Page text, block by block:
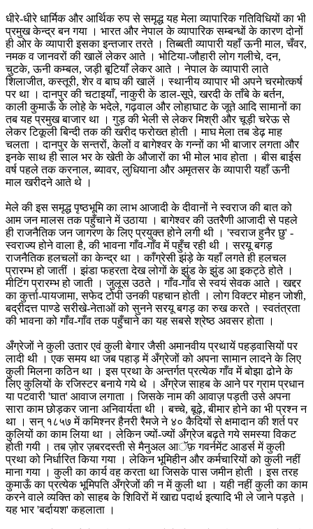
धीरे-धीरे धार्मिक और आर्थिक रुप से समृद्ध यह मेला व्यापारिक गतिविधियों का भी
प्रमुख केन्द्र बन गया । भारत और नेपाल के व्यापारिक सम्बन्धों के कारण दोनों
ही ओर के व्यापारी इसका इन्तजार तरते । तिब्बती व्यापारी यहाँ ऊनी माल, चँवर,
नमक व जानवरों की खालें लेकर आते । भोटिया-जौहारी लोग गलीचे, दन,
चुटके, ऊनी कम्बल, जड़ी बूटियाँ लेकर आते । नेपाल के व्यापारी लाते
शिलाजीत, कस्तूरी, शेर व बाघ की खालें । स्थानीय व्यापार भी अपने चरमोत्कर्ष
पर था । दानपुर की चटाइयाँ, नाकुरी के डाल-सूपे, खरदी के ताँबे के बर्तन,
काली कुमाऊँ के लोहे के भदेले, गढ़वाल और लोहाघाट के जूते आदि सामानों का
तब यह प्रमुख बाजार था । गुड़ की भेली से लेकर मिश्री और चूड़ी चरेऊ से
लेकर टिकूली बिन्दी तक की खरीद फरोख्त होती । माघ मेला तब डेढ़ माह
चलता । दानपुर के सन्तरों, केलों व बागेश्वर के गन्नों का भी बाजार लगता और
इनके साथ ही साल भर के खेती के औजारों का भी मोल भाव होता । बीस बाईस
वर्ष पहले तक करनाल, ब्यावर, लुधियाना और अमृतसर के व्यापारी यहाँ ऊनी
माल खरीदने आते थे ।
मेले की इस समृद्ध पृष्ठभूमि का लाभ आजादी के दीवानों ने स्वराज की बात को
आम जन मालस तक पहुँचाने में उठाया । बागेश्वर की उतरैणी आजादी से पहले
ही राजनैतिक जन जागरण के लिए प्रयुक्त होने लगी थी । 'स्वराज हुनैर छु' -
स्वराज्य होने वाला है, की भावना गाँव-गाँव में पहुँच रही थी । सरयू बगड़
राजनैतिक हलचलों का केन्द्र था । काँग्रेसी झंड़े के यहाँ लगते ही हलचल
प्रारम्भ हो जातीं । झंडा फहरता देख लोगों के झुंड के झुंड आ इकट्ठे होते ।
मीटिंग प्रारम्भ हो जाती । जुलूस उठते । गाँव-गाँव से स्वयं सेवक आते । खद्दर
का कुर्त्ता-पायजामा, सफेद टोपी उनकी पहचान होती । लोग विक्टर मोहन जोशी,
बद्रीदत्त पाण्डे सरीखे-नेताओं को सुनने सरयू बगड़ का रुख करते । स्वतंत्रता
की भावना को गाँव-गाँव तक पहुँचाने का यह सबसे श्रेष्ठ अवसर होता ।
अँग्रेजों ने कुली उतार एवं कुली बेगार जैसी अमानवीय प्रथायें पहड़वासियों पर
लादी थी । एक समय था जब पहाड़ में अँग्रेजों को अपना सामान लादने के लिए
कुली मिलना कठिन था । इस प्रथा के अन्तर्गत प्रत्येक गाँव में बोझा ढोने के
लिए कुलियों के रजिस्टर बनाये गये थे । अँग्रेज साहब के आने पर ग्राम प्रधान
या पटवारी 'घात' आवाज लगाता । जिसके नाम की आवाज़ पड़ती उसे अपना
सारा काम छोड़कर जाना अनिवार्यता थी । बच्चे, बूढ़े, बीमार होने का भी प्रश्न न
था । सन् १८५७ में कमिश्नर हैनरी रैमजे ने ४० कैदियों से क्षमादान की शर्त पर
कुलियों का काम लिया था । लेकिन ज्यों-ज्यों अँग्रेज बढ़ते गये समस्या विकट
होती गयी । तब ज़ोर ज़बरदस्ती से मैनुअल आॅफ़ गवर्नमेंट आडर्स में कुली
प्रथा को निर्धारित किया गया । लेकिन भूमिहीन और कर्मचारियों को कुली नहीं
माना गया । कुली का कार्य वह करता था जिसके पास जमीन होती । इस तरह
कुमाऊँ का प्रत्येक भूमिपति अँग्रेजों की न में कुली था । यही नहीं कुली का काम
करने वाले व्यक्ति को साहब के शिविरों में खाद्य पदार्थ इत्यादि भी ले जाने पड़ते ।
यह भार 'बर्दायश' कहलाता ।